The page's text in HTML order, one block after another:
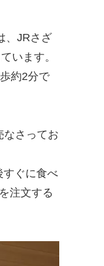
、JRさざ
います。
約2分で
さってお
すぐに食べ
注文する